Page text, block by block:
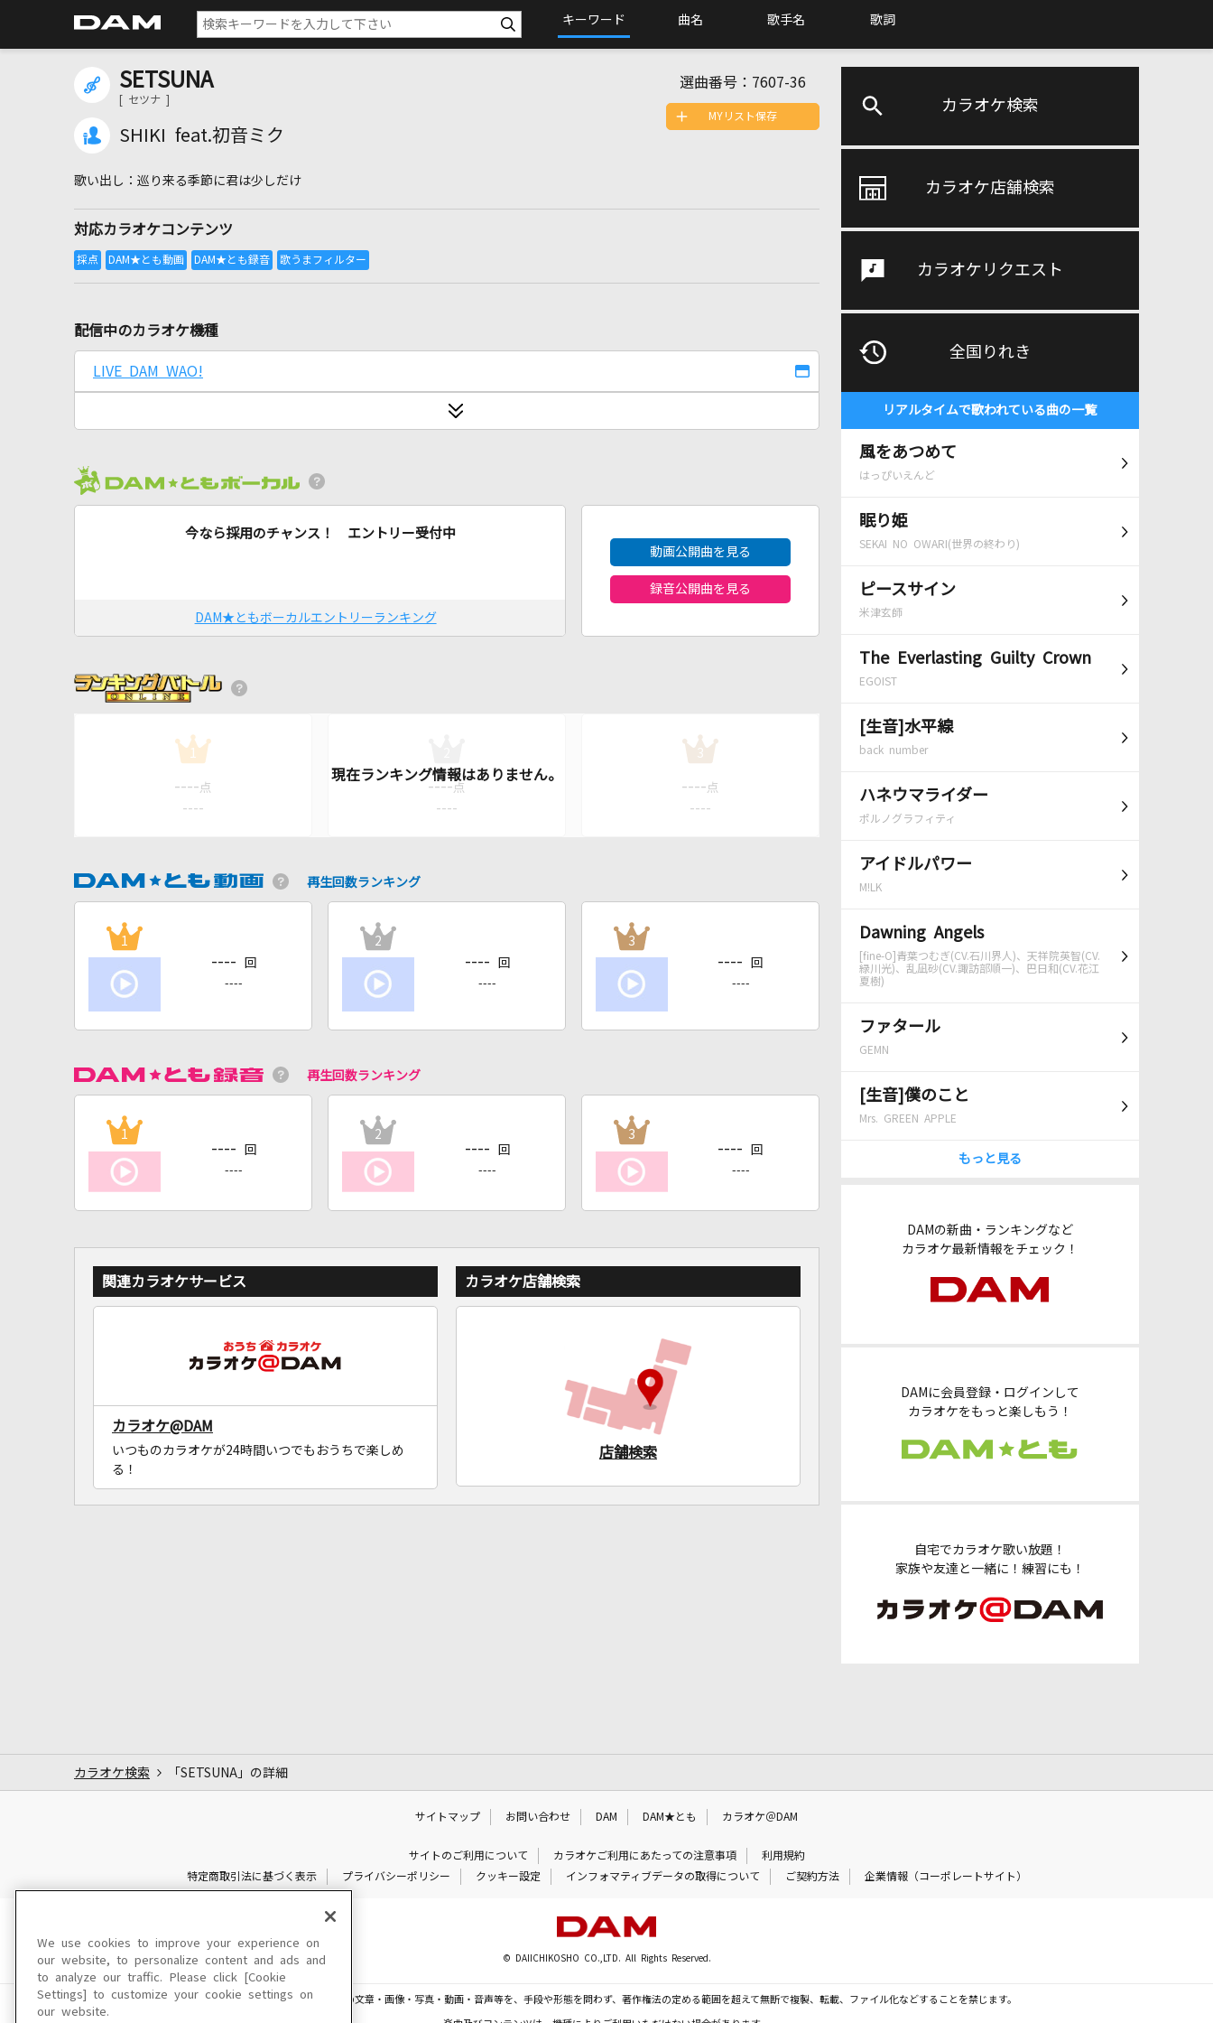
キーワード 曲名 歌手名 歌詞
カラオケ検索
カラオケ店舗検索
カラオケリクエスト
全国りれき
リアルタイムで歌われている曲の一覧
風をあつめて
はっぴいえんど
眠り姫
SEKAI NO OWARI(世界の終わり)
ピースサイン
米津玄師
The Everlasting Guilty Crown
EGOIST
[生音]水平線
back number
ハネウマライダー
ポルノグラフィティ
アイドルパワー
M!LK
Dawning Angels
[fine-O]青葉つむぎ(CV.石川界人)、天祥院英智(CV.
緑川光)、乱凪砂(CV.諏訪部順一)、巴日和(CV.花江
夏樹)
ファタール
GEMN
[生音]僕のこと
Mrs. GREEN APPLE
もっと見る
DAMの新曲・ランキングなど
カラオケ最新情報をチェック！
DAMに会員登録・ログインして
カラオケをもっと楽しもう！
自宅でカラオケ歌い放題！
家族や友達と一緒に！練習にも！
SETSUNA
[ セツナ ]
SHIKI feat.初音ミク
選曲番号： 7607-36
巡り来る季節に君は少しだけ
対応カラオケコンテンツ
MYリスト保存
配信中のカラオケ機種
LIVE DAM WAO!
今なら採用のチャンス！ エントリー受付中
DAM★ともボーカルエントリーランキング
動画公開曲を見る
録音公開曲を見る
1
---- 点
----
---- 点
----
3
---- 点
----
再生回数ランキング
1
---- 回
----
2
---- 回
----
3
---- 回
----
再生回数ランキング
1
---- 回
----
2
---- 回
----
3
---- 回
----
関連カラオケサービス
カラオケ@DAM
いつものカラオケが24時間いつでもおうちで楽しめ
る！
カラオケ店舗検索
店舗検索
カラオケ検索 「SETSUNA」の詳細
サイトマップ お問い合わせ DAM DAM★とも カラオケ＠DAM
サイトのご利用について カラオケご利用にあたっての注意事項
利用規約
特定商取引法に基づく表示
プライバシーポリシー クッキー設定 インフォマティブデータの取得について ご契約方法 企業情報（コーポレートサイト）
© DAIICHIKOSHO CO.,LTD. All Rights Reserved.
このサイトに掲載されている一切の文章・画像・写真・動画・音声等を、手段や形態を問わず、著作権法の定める範囲を超えて無断で複製、転載、ファイル化などすることを禁じます。
We use cookies to improve your experience on
our website, to personalize content and ads and
to analyze our traffic. Please click [Cookie
Settings] to customize your cookie settings on
our website.